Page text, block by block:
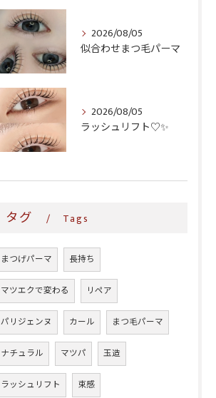
2026/08/05
似合わせまつ毛パーマ
2026/08/05
ラッシュリフト♡✨
タグ Tags
まつげパーマ 長持ち
マツエクで変わる リペア
パリジェンヌ カール まつ毛パーマ
ナチュラル マツパ 玉造
ラッシュリフト 束感